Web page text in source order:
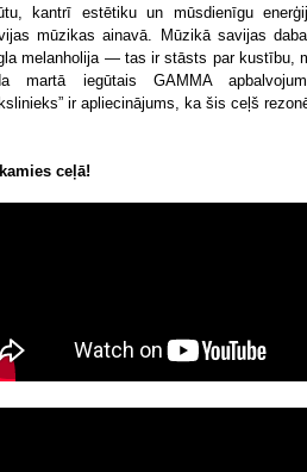
kantrī estētiku un mūsdienīgu
mūzikas ainavā. Mūzikā savijas
melanholija — tas ir stāsts par kustību,
martā iegūtais GAMMA
ir apliecinājums, ka šis ceļš
ceļā!